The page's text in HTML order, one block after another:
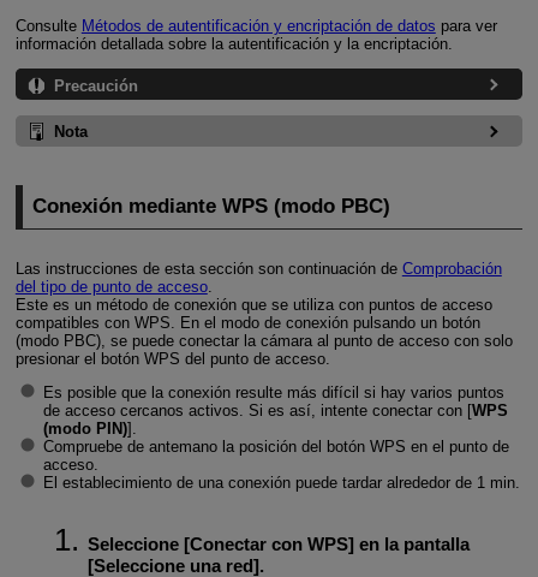
Consulte Métodos de autentificación y encriptación de datos para ver
información detallada sobre la autentificación y la encriptación.
Precaución
Nota
Conexión mediante WPS (modo PBC)
Las instrucciones de esta sección son continuación de Comprobación
del tipo de punto de acceso.
Este es un método de conexión que se utiliza con puntos de acceso
compatibles con WPS. En el modo de conexión pulsando un botón
(modo PBC), se puede conectar la cámara al punto de acceso con solo
presionar el botón WPS del punto de acceso.
Es posible que la conexión resulte más difícil si hay varios puntos
de acceso cercanos activos. Si es así, intente conectar con [WPS
(modo PIN)].
Compruebe de antemano la posición del botón WPS en el punto de
acceso.
El establecimiento de una conexión puede tardar alrededor de 1 min.
Seleccione [Conectar con WPS] en la pantalla
[Seleccione una red].